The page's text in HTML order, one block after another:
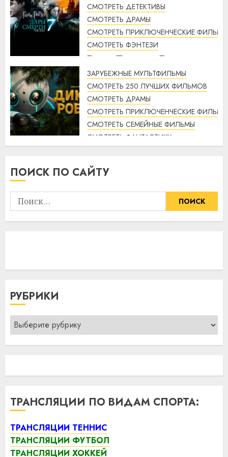
СМОТРЕТЬ ДЕТЕКТИВЫ
СМОТРЕТЬ ДРАМЫ
СМОТРЕТЬ ПРИКЛЮЧЕНЧЕСКИЕ ФИЛЬМЫ
СМОТРЕТЬ ФЭНТЕЗИ
Гарри Поттер и Дары
смерти: Часть 2 (2011) / Harry
Potter and the Deathly
Hallows: Part 2 смотреть
онлайн
2:12 06.08.2026
ЗАРУБЕЖНЫЕ МУЛЬТФИЛЬМЫ
СМОТРЕТЬ 250 ЛУЧШИХ ФИЛЬМОВ
СМОТРЕТЬ ДРАМЫ
СМОТРЕТЬ ПРИКЛЮЧЕНЧЕСКИЕ ФИЛЬМЫ
СМОТРЕТЬ СЕМЕЙНЫЕ ФИЛЬМЫ
СМОТРЕТЬ ФАНТАСТИКУ
1:14 06.08.2026
ПОИСК ПО САЙТУ
Найти:
РУБРИКИ
Рубрики
ТРАНСЛЯЦИИ ПО ВИДАМ СПОРТА:
ТРАНСЛЯЦИИ ТЕННИС
ТРАНСЛЯЦИИ ФУТБОЛ
ТРАНСЛЯЦИИ ХОККЕЙ